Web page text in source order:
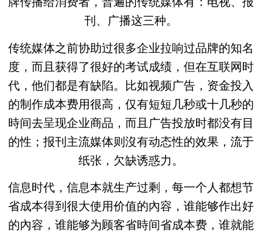
刊、广播这三种。
传统媒体之前协助过很多企业拉响过品牌的知名
度，而且获得了很好的考试成绩，但在互联网时
代，他们都是有缺陷。比如视频广告，资金投入
的制作成本费用很高，仅有短短几秒或十几秒的
時间去呈现企业商品，而且广告投放时都没有目
的性；报刊主流媒体则沒有动态性的效果，流于
纸张，欠缺诱惑力。
信息时代，信息本就生产过剩，每一个人都想节
省成本得到很大使用价值的內容，谁能够作出好
的內容，谁能够为顾客省時间省成本费，谁就能